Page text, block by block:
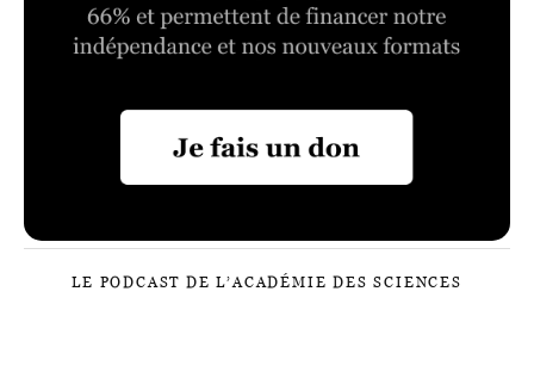
LE PODCAST DE L’ACADÉMIE DES SCIENCES